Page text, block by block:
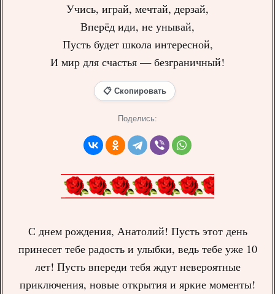
Учись, играй, мечтай, дерзай,
Вперёд иди, не унывай,
Пусть будет школа интересной,
И мир для счастья — безграничный!
📋 Скопировать
Поделись:
С днем рождения, Анатолий! Пусть этот день
принесет тебе радость и улыбки, ведь тебе уже 10
лет! Пусть впереди тебя ждут невероятные
приключения, новые открытия и яркие моменты!